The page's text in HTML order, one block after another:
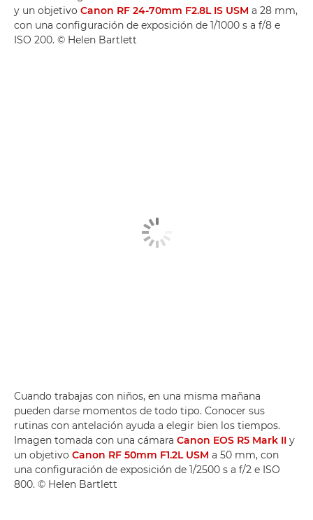
y un objetivo Canon RF 24-70mm F2.8L IS USM a 28 mm,
con una configuración de exposición de 1/1000 s a f/8 e
ISO 200. © Helen Bartlett
Cuando trabajas con niños, en una misma mañana
pueden darse momentos de todo tipo. Conocer sus
rutinas con antelación ayuda a elegir bien los tiempos.
Imagen tomada con una cámara Canon EOS R5 Mark II y
un objetivo Canon RF 50mm F1.2L USM a 50 mm, con
una configuración de exposición de 1/2500 s a f/2 e ISO
800. © Helen Bartlett